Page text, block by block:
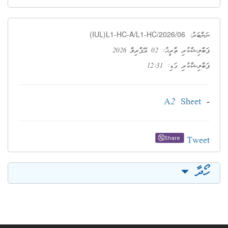
ނަންބަރު: (IUL)L1-HC-A/L1-HC/2026/06
ޕަބްލިޝްކުރި ތާރީޚު: 02 އޭޕްރިލް 2026
ޕަބްލިޝްކުރި ގަޑި: 12:31
-
A2 Sheet
Tweet
Share
ހޯދާ